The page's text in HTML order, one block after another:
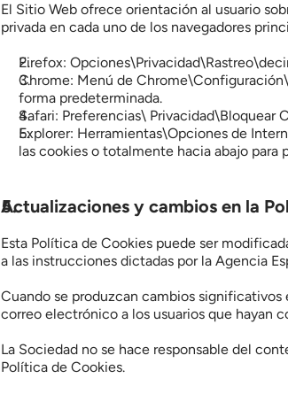
El Sitio Web ofrece orientación al usuario
privada en cada uno de los navegadores
Firefox:
Chrome: Menú de
forma predeterminada.
Safari: Preferencias\ Privacidad\Bloquear
Explorer: Herramientas\Opciones de
las cookies o totalmente hacia abajo
Actualizaciones y cambios en la
Esta Política de Cookies puede ser
a las instrucciones dictadas por la Agencia
Cuando se produzcan cambios
correo electrónico a los usuarios que hayan
La Sociedad no se hace responsable del
Política de Cookies.